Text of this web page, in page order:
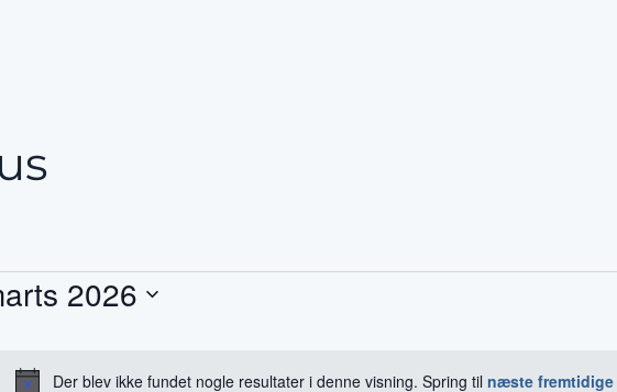
Der blev ikke fundet nogle resultater i denne visning. Spring til næste
2026